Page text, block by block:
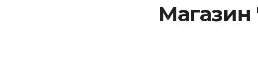
Магазин